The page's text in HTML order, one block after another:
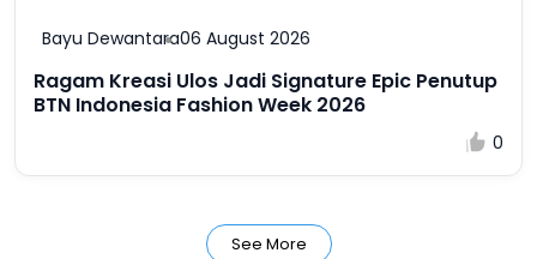
Bayu Dewantara06 August 2026
Ragam Kreasi Ulos Jadi Signature Epic Penutup
BTN Indonesia Fashion Week 2026
0
See More